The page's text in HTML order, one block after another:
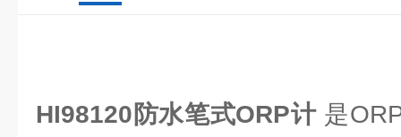
HI98120防水笔式ORP计是